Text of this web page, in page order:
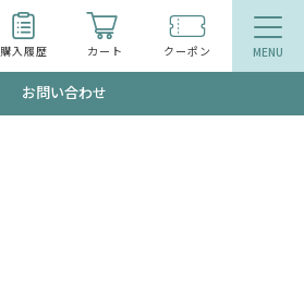
購入履歴 カート クーポン
お問い合わせ